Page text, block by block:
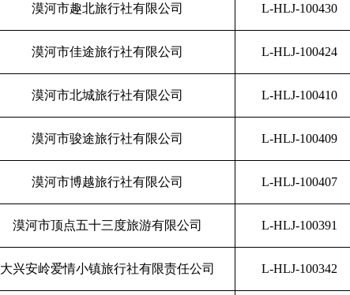
漠河市趣北旅行社有限公司 L-HLJ-100430
漠河市佳途旅行社有限公司 L-HLJ-100424
漠河市北城旅行社有限公司 L-HLJ-100410
漠河市骏途旅行社有限公司 L-HLJ-100409
漠河市博越旅行社有限公司 L-HLJ-100407
漠河市顶点五十三度旅游有限公司 L-HLJ-100391
大兴安岭爱情小镇旅行社有限责任公司 L-HLJ-100342